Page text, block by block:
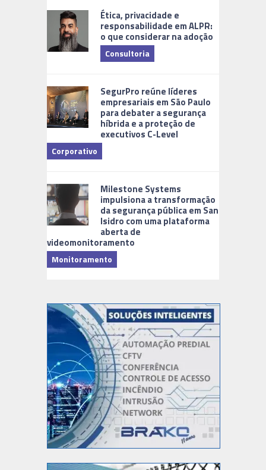
Ética, privacidade e
responsabilidade em ALPR:
o que considerar na adoção
Consultoria
SegurPro reúne líderes
empresariais em São Paulo
para debater a segurança
híbrida e a proteção de
executivos C-Level
Corporativo
Milestone Systems
impulsiona a transformação
da segurança pública em San
Isidro com uma plataforma
aberta de
videomonitoramento
Monitoramento